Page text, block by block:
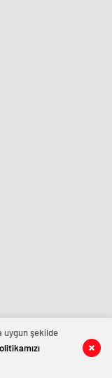
uygun şekilde